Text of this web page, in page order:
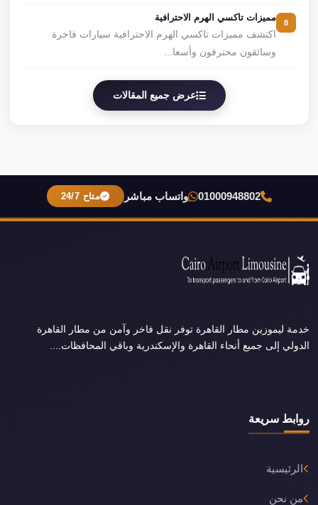
مميزات تاكسي الهرم الاحترافية
اكتشف مميزات تاكسي الهرم الاحترافية سيارات فاخرة
وسائقون محترفون وأسعا...
عرض جميع المقالات
01000948802 واتساب مباشر متاح 24/7
خدمة ليموزين مطار القاهرة توفر نقل فاخر وآمن من مطار القاهرة
الدولي إلى جميع أنحاء القاهرة والإسكندرية وباقي المحافظات....
روابط سريعة
الرئيسية
من نحن